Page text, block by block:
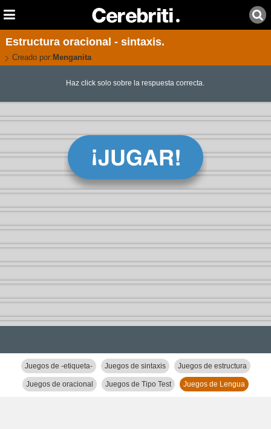
Estructura oracional - sintaxis.
Creado por: Menganita
Haz click solo sobre la respuesta correcta.
Juegos de -etiqueta- Juegos de sintaxis Juegos de estructura
Juegos de oracional Juegos de Tipo Test Juegos de Lengua